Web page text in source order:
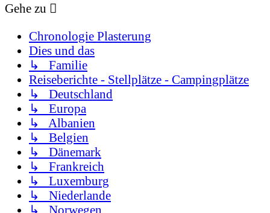
Gehe zu
Chronologie Plasterung
Dies und das
↳ Familie
Reiseberichte - Stellplätze - Campingplätze
↳ Deutschland
↳ Europa
↳ Albanien
↳ Belgien
↳ Dänemark
↳ Frankreich
↳ Luxemburg
↳ Niederlande
↳ Norwegen